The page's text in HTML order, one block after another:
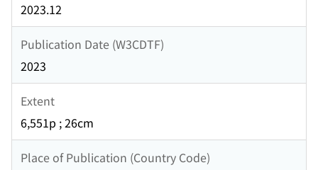
2023.12
Publication Date (W3CDTF)
2023
Extent
6,551p ; 26cm
Place of Publication (Country Code)